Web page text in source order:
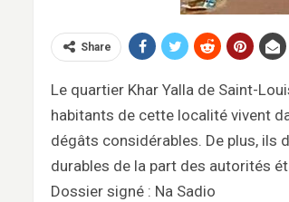
Share
Le quartier Khar Yalla de Saint-
habitants de cette localité vivent
dégâts considérables. De plus, ils
durables de la part des autorités
Dossier signé : Na Sadio